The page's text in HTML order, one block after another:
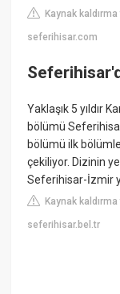
Kaynak
seferihisar.com
Yaklaşık 5 yıldır
bölümü
bölümü ilk
çekiliyor. Dizinin
Seferihisar-İzmir
Kaynak
seferihisar.bel.tr